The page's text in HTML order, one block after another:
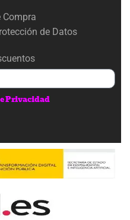
Compra
de Datos
Privacidad